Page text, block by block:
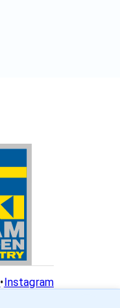
•Instagram